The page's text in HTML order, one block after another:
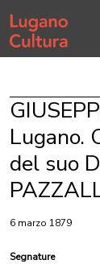
Home page
Lugano.
del suo
6 marzo 1879
Segnature